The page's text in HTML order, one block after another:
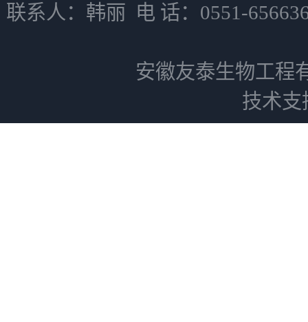
联系人：韩丽 电 话：0551-
安徽友泰生物工程
技术